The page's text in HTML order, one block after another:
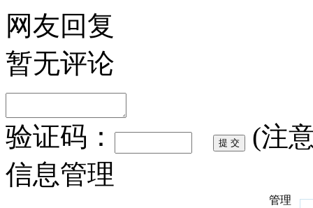
网友回复
暂无评论
验证码：
(注
信息管理
管理